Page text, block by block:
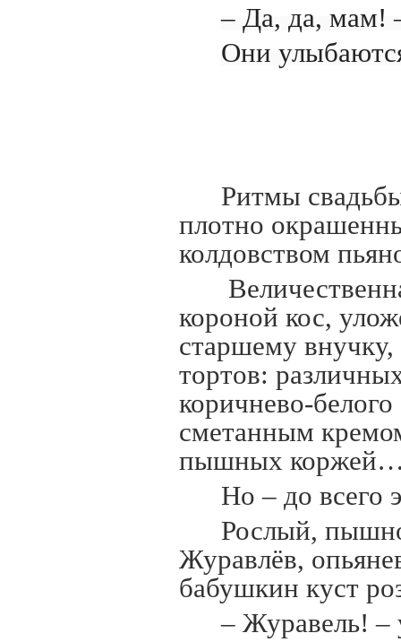
– Да, да, мам!
Они
Ритмы
плотно
колдовством
короной кос,
старшему внучку,
тортов:
коричнево-
сметанным
пышных
Но – до всего
Рослый,
Журавлёв,
бабушкин куст
– Журавель! –